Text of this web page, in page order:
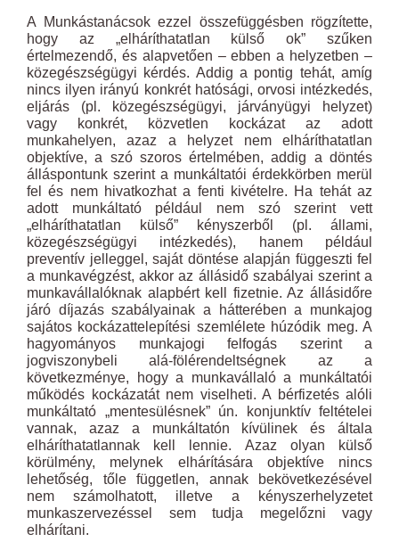
A Munkástanácsok ezzel összefüggésben rögzítette,
hogy az „elháríthatatlan külső ok” szűken
értelmezendő, és alapvetően – ebben a helyzetben –
közegészségügyi kérdés. Addig a pontig tehát, amíg
nincs ilyen irányú konkrét hatósági, orvosi intézkedés,
eljárás (pl. közegészségügyi, járványügyi helyzet)
vagy konkrét, közvetlen kockázat az adott
munkahelyen, azaz a helyzet nem elháríthatatlan
objektíve, a szó szoros értelmében, addig a döntés
álláspontunk szerint a munkáltatói érdekkörben merül
fel és nem hivatkozhat a fenti kivételre. Ha tehát az
adott munkáltató például nem szó szerint vett
„elháríthatatlan külső” kényszerből (pl. állami,
közegészségügyi intézkedés), hanem például
preventív jelleggel, saját döntése alapján függeszti fel
a munkavégzést, akkor az állásidő szabályai szerint a
munkavállalóknak alapbért kell fizetnie. Az állásidőre
járó díjazás szabályainak a hátterében a munkajog
sajátos kockázattelepítési szemlélete húzódik meg. A
hagyományos munkajogi felfogás szerint a
jogviszonybeli alá-fölérendeltségnek az a
következménye, hogy a munkavállaló a munkáltatói
működés kockázatát nem viselheti. A bérfizetés alóli
munkáltató „mentesülésnek” ún. konjunktív feltételei
vannak, azaz a munkáltatón kívülinek és általa
elháríthatatlannak kell lennie. Azaz olyan külső
körülmény, melynek elhárítására objektíve nincs
lehetőség, tőle független, annak bekövetkezésével
nem számolhatott, illetve a kényszerhelyzetet
munkaszervezéssel sem tudja megelőzni vagy
elhárítani.